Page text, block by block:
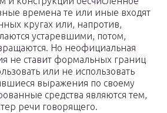
времена те или иные входят
кругах или, напротив,
устаревшими, потом,
Но неофициальная
не ставит формальных границ
или не использовать
выражения по своему
средства являются тем,
речи говорящего.